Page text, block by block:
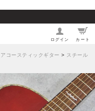
ログイン カート
コースティックギター > スチール